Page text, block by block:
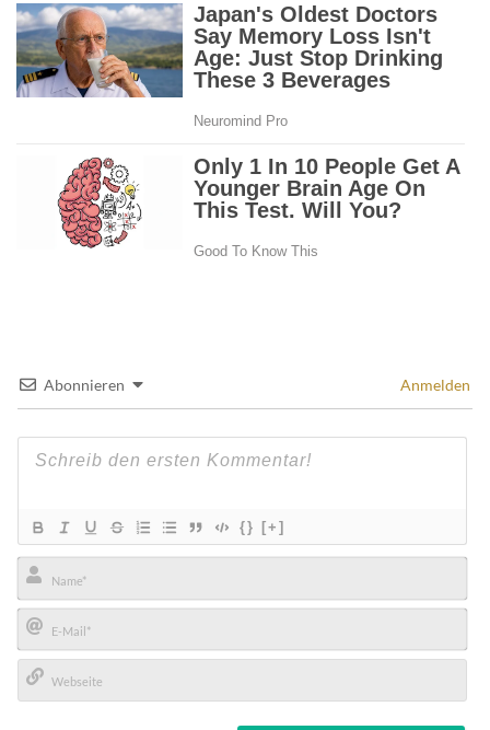
Abonnieren Anmelden
{} [+]
Name*
E-
Mail*